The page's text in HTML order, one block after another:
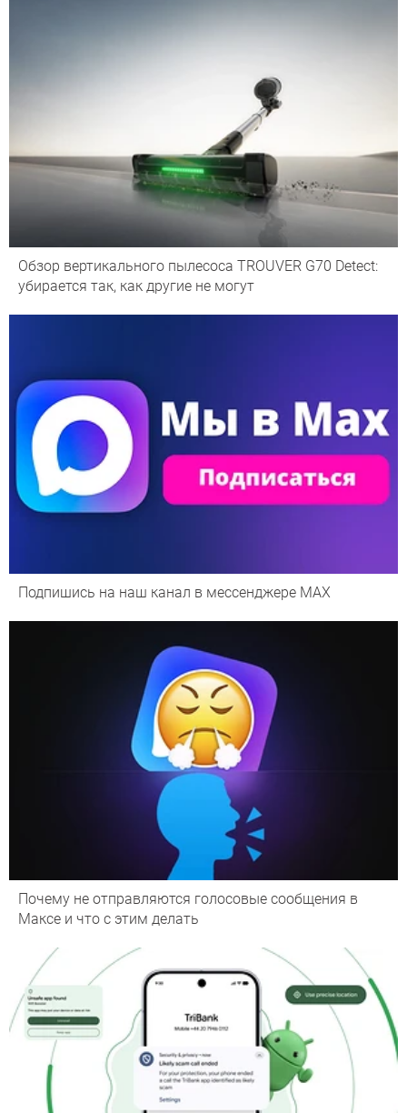
Обзор вертикального пылесоса TROUVER G70 Detect:
убирается так, как другие не могут
Подпишись на наш канал в мессенджере МАХ
Почему не отправляются голосовые сообщения в
Максе и что с этим делать